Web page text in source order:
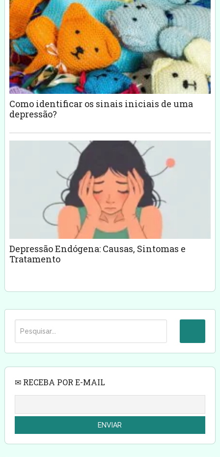
Como identificar os sinais iniciais de uma
depressão?
Depressão Endógena: Causas, Sintomas e
Tratamento
✉ RECEBA POR E-MAIL